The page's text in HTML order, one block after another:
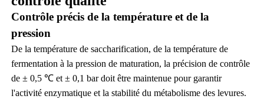
Contrôle précis de la température et de la
pression
De la température de saccharification, de la température de
fermentation à la pression de maturation, la précision de contrôle
de ± 0,5 ℃ et ± 0,1 bar doit être maintenue pour garantir
l'activité enzymatique et la stabilité du métabolisme des levures.